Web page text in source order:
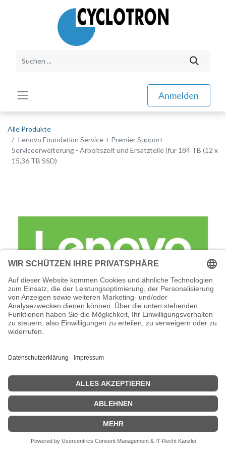
Anmelden
Alle Produkte
Lenovo Foundation Service + Premier Support -
Serviceerweiterung - Arbeitszeit und Ersatzteile (für 184 TB (12 x
15,36 TB SSD)
Lenovo Foundation Service + Premier
Support - Serviceerweiterung -
Arbeitszeit und Ersatzteile (für 184 TB
(12 x 15,36 TB SSD)
Lenovo Foundation Service + Premier Support -